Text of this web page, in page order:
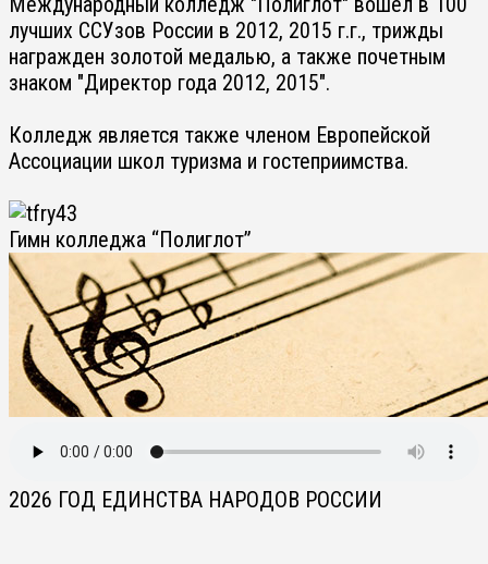
лучших ССУзов России в 2012, 2015 г.г., трижды
награжден золотой медалью, а также почетным
знаком "Директор года 2012, 2015".
Колледж является также членом Европейской
Ассоциации школ туризма и гостеприимства.
Гимн колледжа “Полиглот”
2026 ГОД ЕДИНСТВА НАРОДОВ РОССИИ